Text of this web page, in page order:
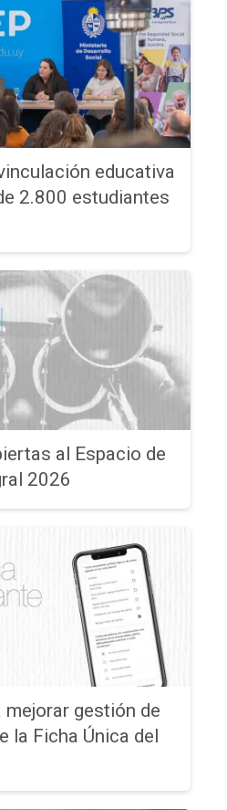
educativa
2.800 estudiantes
al Espacio de
2026
mejorar gestión de
la Ficha Única del